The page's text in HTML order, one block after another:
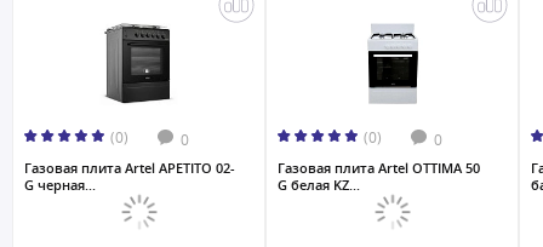
(0) 0
Газовая плита Artel APETITO 02-
G черная...
(0) 0
Газовая плита Artel OTTIMA 50
G белая KZ...